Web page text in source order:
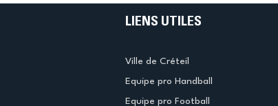
LIENS UTILES
Ville de Créteil
Equipe pro Handball
Equipe pro Football